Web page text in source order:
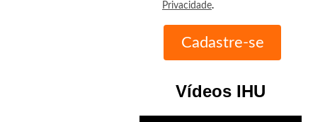
Privacidade.
Vídeos IHU